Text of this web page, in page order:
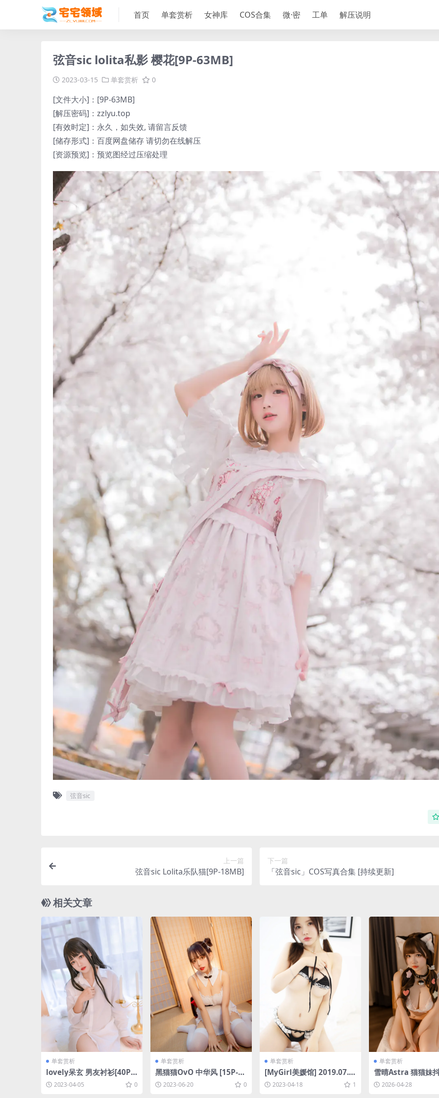
首页 单套赏析 女神库 COS合集 微·密 工单 解压说明
弦音sic lolita私影 樱花[9P-63MB]
2023-03-15 单套赏析 0
[文件大小]：[9P-63MB]
[解压密码]：zzlyu.top
[有效时定]：永久，如失效, 请留言反馈
[储存形式]：百度网盘储存 请切勿在线解压
[资源预览]：预览图经过压缩处理
弦音sic
上一篇
弦音sic Lolita乐队猫[9P-18MB]
下一篇
「弦音sic」COS写真合集 [持续更新]
相关文章
单套赏析
lovely呆玄 男友衬衫[40P-3
23MB]
2023-04-05 0
单套赏析
黑猫猫OvO 中华风 [15P-13
1M]2023-06-20 0
单套赏析
[MyGirl美媛馆] 2019.07.2
4 Vol.374 糯美子Mini [63
P-93MB]
2023-04-18 1
单套赏析
雪晴Astra 猫猫妹
V-1.19G]
2026-04-28